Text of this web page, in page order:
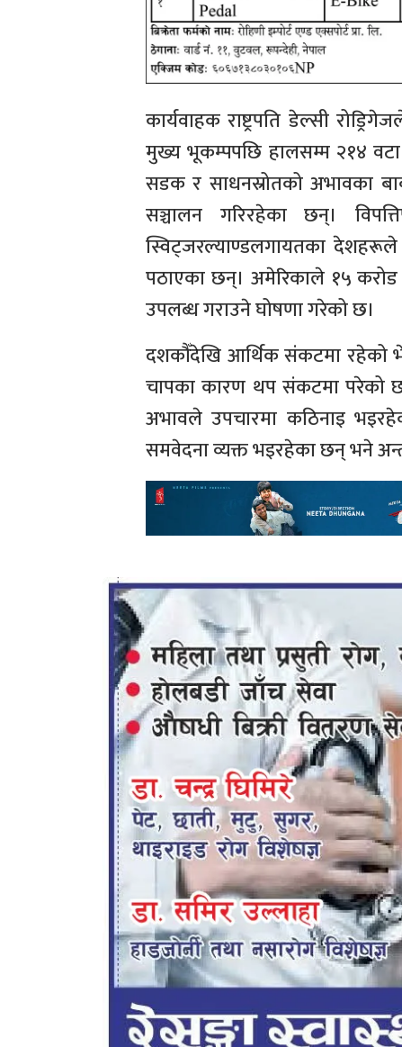
कार्यवाहक राष्ट्रपति डेल्सी
मुख्य भूकम्पपछि हालसम्म २१४
सडक र साधनस्रोतको अभावका
सञ्चालन गरिरहेका छन्।
स्विट्जरल्याण्डलगायतका देशहरूले
पठाएका छन्। अमेरिकाले १५ करोड
उपलब्ध गराउने घोषणा गरेको छ।
दशकौँदेखि आर्थिक संकटमा रहेको
चापका कारण थप संकटमा परेको
अभावले उपचारमा कठिनाइ
समवेदना व्यक्त भइरहेका छन् भने